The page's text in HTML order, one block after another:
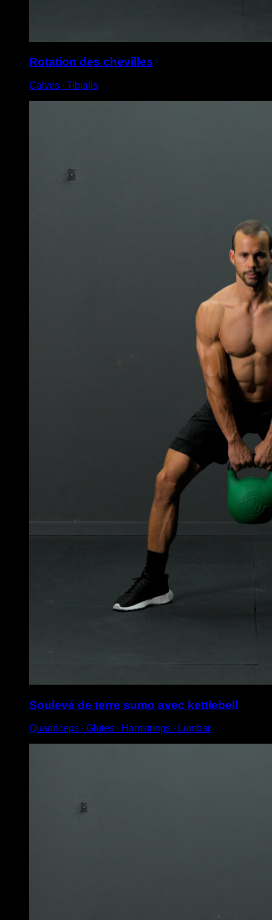
Rotation des chevilles
Calves ∙ Tibialis
Soulevé de terre sumo avec kettlebell
Quadriceps ∙ Glutes ∙ Hamstrings ∙ Lumbar